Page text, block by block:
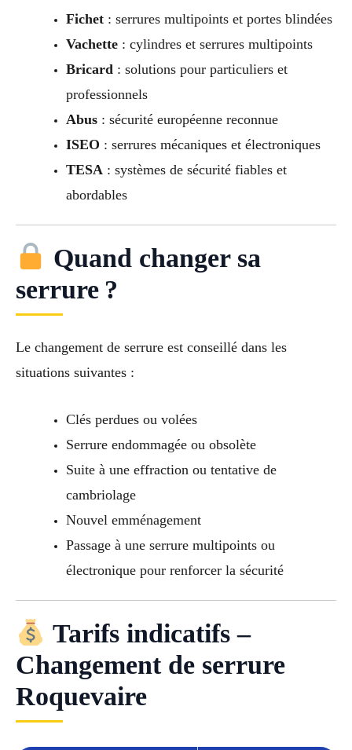
Fichet: serrures multipoints et portes blindées
Vachette: cylindres et serrures multipoints
Bricard : solutions pour particuliers et
professionnels
Abus: sécurité européenne reconnue
ISEO : serrures mécaniques et électroniques
TESA : systèmes de sécurité fiables et
abordables
Quand changer sa
serrure ?
Le changement de serrure est conseillé dans les
situations suivantes :
Clés perdues ou volées
Serrure endommagée ou obsolète
Suite à une effraction ou tentative de
cambriolage
Nouvel emménagement
Passage à une serrure multipoints ou
électronique pour renforcer la sécurité
Tarifs indicatifs –
Changement de serrure
Roquevaire